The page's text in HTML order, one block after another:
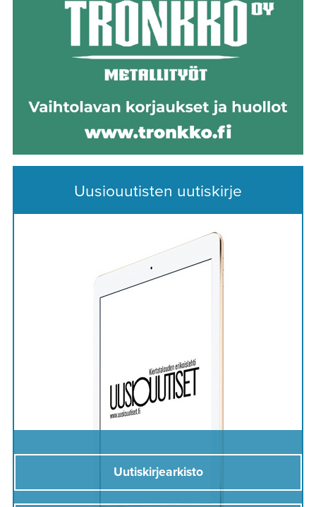
Uusiouutisten uutiskirje
Uutiskirjearkisto